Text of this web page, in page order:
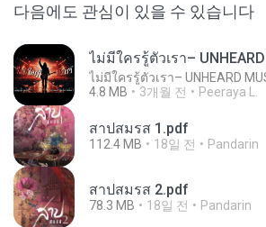
다음에도 관심이 있을 수 있습니다
4.8 MB
3개월 전 Peeraya L.
สาปสมรส 1.pdf
112.4 MB 18일 전 Pandarin
สาปสมรส 2.pdf
78.3 MB 18일 전 Pandarin